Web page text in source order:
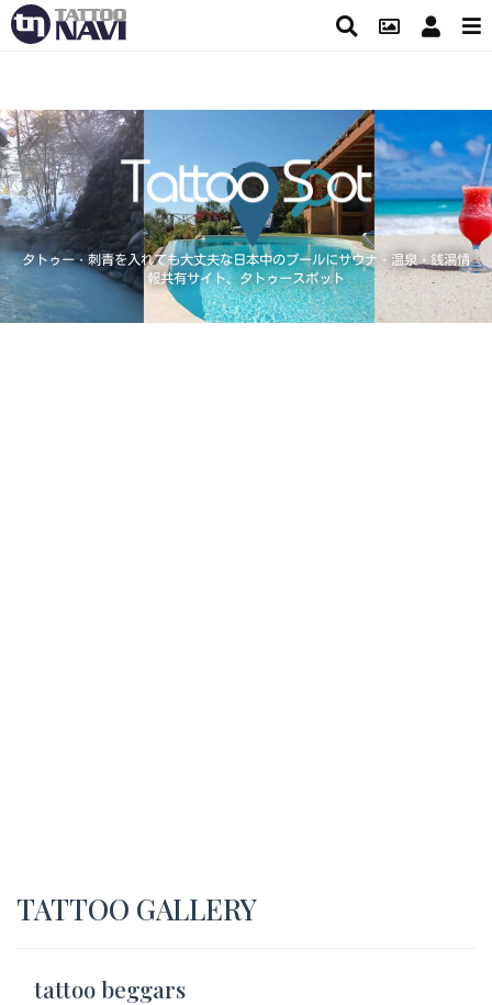
タトゥー・刺青を入れても大丈夫な日本中のプールにサウナ・温泉・銭湯情
報共有サイト、タトゥースポット
TATTOO GALLERY
tattoo beggars